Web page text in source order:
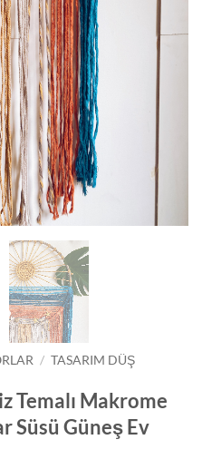
/ TASARIM DÜŞ
Temalı Makrome
Süsü Güneş Ev